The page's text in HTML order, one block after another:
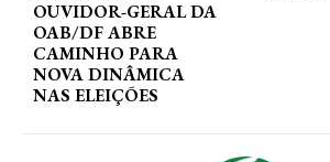
OUVIDOR-GERAL DA
OAB/DF ABRE
CAMINHO PARA
NOVA DINÂMICA
NAS ELEIÇÕES